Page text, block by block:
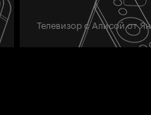
Телевизор с Алисой от